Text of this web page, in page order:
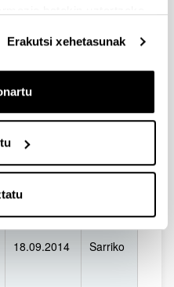
Erakutsi xehetasunak
04.11.2014 CEBEK
08.04.2014
de
18.09.2014 Sarriko